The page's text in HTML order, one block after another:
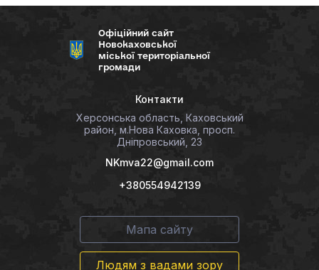
Офіційний сайт
Новокаховської
міської територіальної
громади
Контакти
Херсонська область, Каховський
район, м.Нова Каховка, просп.
Дніпровський, 23
NKmva22@gmail.com
+380554942139
Мапа сайту
Людям з вадами зору